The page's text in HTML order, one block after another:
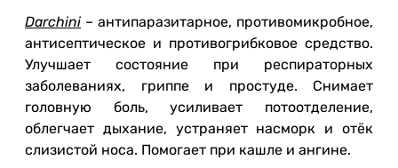
Darchini – антипаразитарное, противомикробное,
антисептическое и противогрибковое средство.
Улучшает состояние при респираторных
заболеваниях, гриппе и простуде. Снимает
головную боль, усиливает потоотделение,
облегчает дыхание, устраняет насморк и отёк
слизистой носа. Помогает при кашле и ангине.